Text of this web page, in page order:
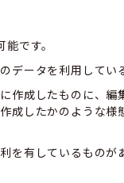
です。
ータを利用してい
作成したものに、
成したかのような
を有しているもの